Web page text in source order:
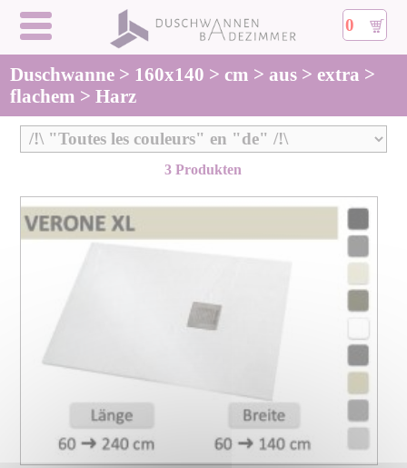
0
Duschwanne > 160x140 > cm > aus > extra >
flachem > Harz
3 Produkten